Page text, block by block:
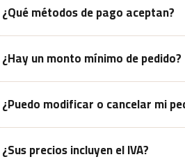
¿Qué métodos de pago aceptan?
¿Hay un monto mínimo de pedido?
¿Puedo modificar o cancelar mi
contactoo enviándonos un correo
¿Sus precios incluyen el IVA?